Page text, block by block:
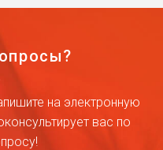
на электронную
вас по